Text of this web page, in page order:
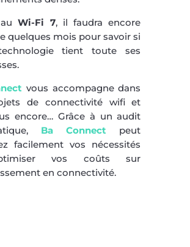
auWi-Fi 7, il faudra encore
quelques mois pour savoir si
tient toute ses
vous accompagne dans
de connectivité wifi et
encore… Grâce à un audit
Ba Connect peut
facilement vos nécessités
vos coûts sur
en connectivité.